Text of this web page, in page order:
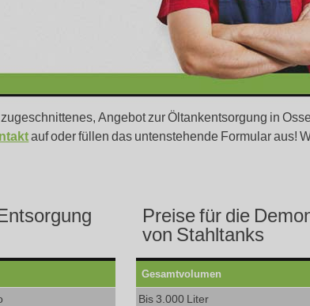
Angebot zur Öltankentsorgung in
auf oder füllen das untenstehende Formular aus!
Preise für die
von Stahltanks
Gesamtvolumen
Bis 3.000 Liter